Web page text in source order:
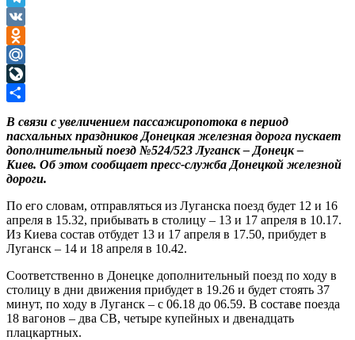
Telegram
VK
Odnoklassniki
Mail.Ru
LiveJournal
В связи с увеличением пассажиропотока в период
пасхальных праздников Донецкая железная дорога пускает
дополнительный поезд №524/523 Луганск – Донецк –
Киев. Об этом сообщает пресс-служба Донецкой железной
дороги.
По его словам, отправляться из Луганска поезд будет 12 и 16
апреля в 15.32, прибывать в столицу – 13 и 17 апреля в 10.17.
Из Киева состав отбудет 13 и 17 апреля в 17.50, прибудет в
Луганск – 14 и 18 апреля в 10.42.
Соответственно в Донецке дополнительный поезд по ходу в
столицу в дни движения прибудет в 19.26 и будет стоять 37
минут, по ходу в Луганск – с 06.18 до 06.59. В составе поезда
18 вагонов – два СВ, четыре купейных и двенадцать
плацкартных.